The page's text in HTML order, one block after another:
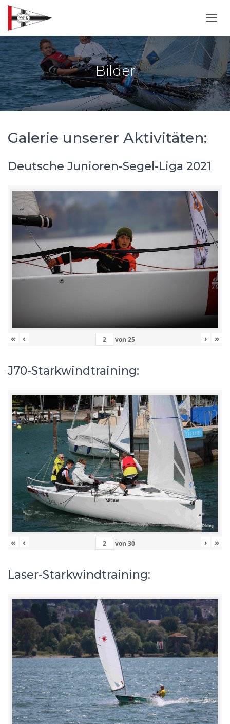
Bilder
Galerie unserer Aktivitäten:
Deutsche Junioren-Segel-Liga 2021
« ‹ von 25 › »
J70-Starkwindtraining:
« ‹ von 30 › »
Laser-Starkwindtraining: